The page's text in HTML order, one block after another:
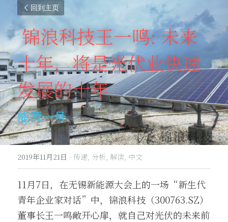
回到主页
锦浪科技王一鸣: 未来
十年，将是光伏业快速
发展的十年
能源一号
2019年11月21日 · 传递, 分析, 解读, 中文
11月7日，在无锡新能源大会上的一场“新生代
青年企业家对话”中，锦浪科技（300763.SZ）
董事长王一鸣敞开心扉，就自己对光伏的未来前